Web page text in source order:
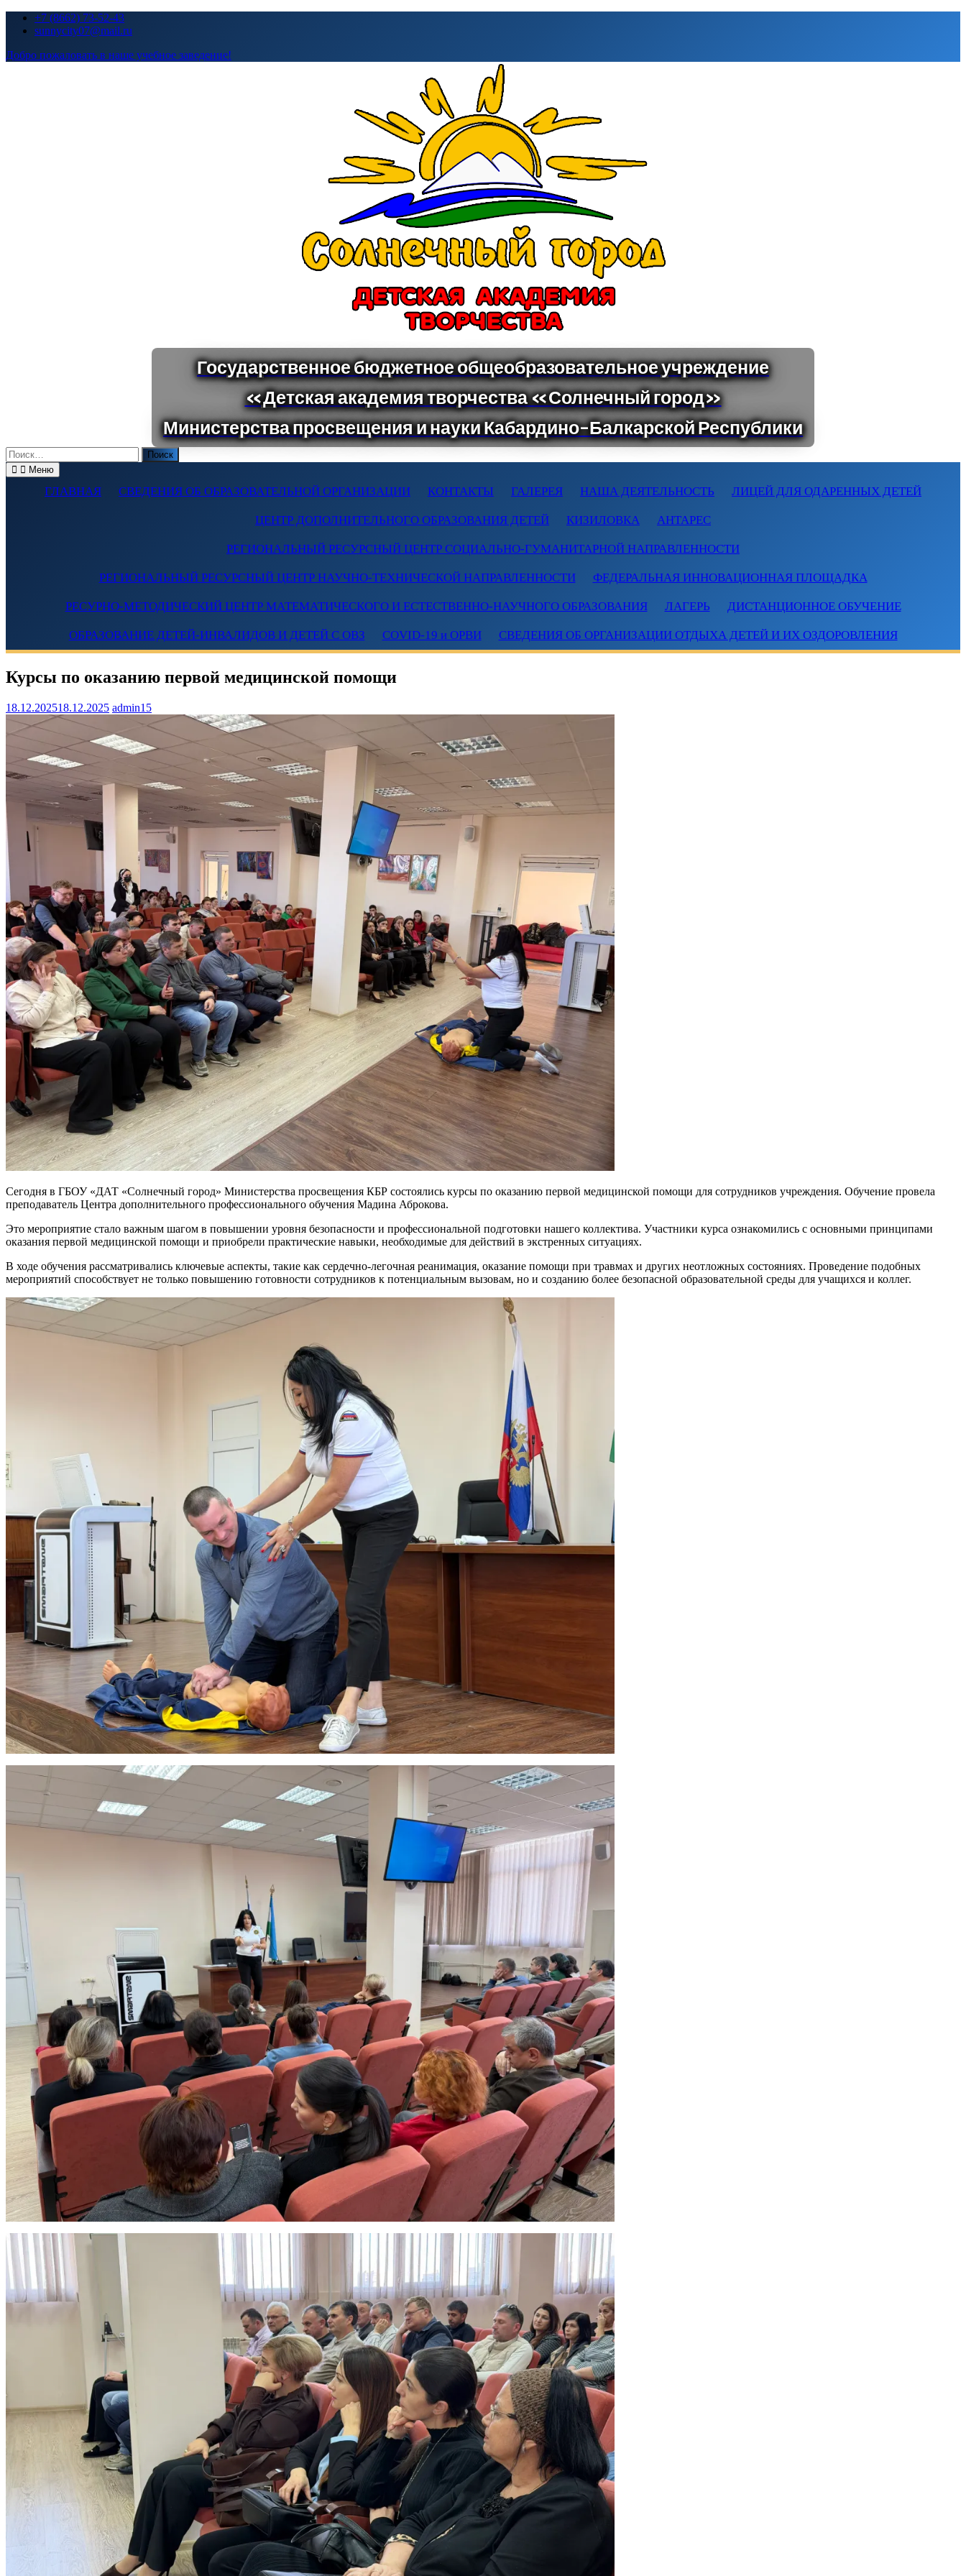
Перейти+7 (8662) 73-52-43
sunnycity07@mail.ru
Добро пожаловать в наше учебное заведение!
Поиск
по:
Меню
ГЛАВНАЯ СВЕДЕНИЯ ОБ ОБРАЗОВАТЕЛЬНОЙ ОРГАНИЗАЦИИ КОНТАКТЫ ГАЛЕРЕЯ НАША ДЕЯТЕЛЬНОСТЬ ЛИЦЕЙ ДЛЯ ОДАРЕННЫХ ДЕТЕЙ
ЦЕНТР ДОПОЛНИТЕЛЬНОГО ОБРАЗОВАНИЯ ДЕТЕЙ КИЗИЛОВКА АНТАРЕС
РЕГИОНАЛЬНЫЙ РЕСУРСНЫЙ ЦЕНТР СОЦИАЛЬНО-ГУМАНИТАРНОЙ НАПРАВЛЕННОСТИ
РЕГИОНАЛЬНЫЙ РЕСУРСНЫЙ ЦЕНТР НАУЧНО-ТЕХНИЧЕСКОЙ НАПРАВЛЕННОСТИ ФЕДЕРАЛЬНАЯ ИННОВАЦИОННАЯ ПЛОЩАДКА
РЕСУРНО-МЕТОДИЧЕСКИЙ ЦЕНТР МАТЕМАТИЧЕСКОГО И ЕСТЕСТВЕННО-НАУЧНОГО ОБРАЗОВАНИЯ ЛАГЕРЬ ДИСТАНЦИОННОЕ ОБУЧЕНИЕ
ОБРАЗОВАНИЕ ДЕТЕЙ-ИНВАЛИДОВ И ДЕТЕЙ С ОВЗ COVID-19 и ОРВИ СВЕДЕНИЯ ОБ ОРГАНИЗАЦИИ ОТДЫХА ДЕТЕЙ И ИХ ОЗДОРОВЛЕНИЯ
Курсы по оказанию первой медицинской помощи
18.12.202518.12.2025 admin15
Сегодня в ГБОУ «ДАТ «Солнечный город» Министерства просвещения КБР состоялись курсы по оказанию первой медицинской помощи для сотрудников учреждения. Обучение провела
преподаватель Центра дополнительного профессионального обучения Мадина Аброкова.
Это мероприятие стало важным шагом в повышении уровня безопасности и профессиональной подготовки нашего коллектива. Участники курса ознакомились с основными принципами
оказания первой медицинской помощи и приобрели практические навыки, необходимые для действий в экстренных ситуациях.
В ходе обучения рассматривались ключевые аспекты, такие как сердечно-легочная реанимация, оказание помощи при травмах и других неотложных состояниях. Проведение подобных
мероприятий способствует не только повышению готовности сотрудников к потенциальным вызовам, но и созданию более безопасной образовательной среды для учащихся и коллег.